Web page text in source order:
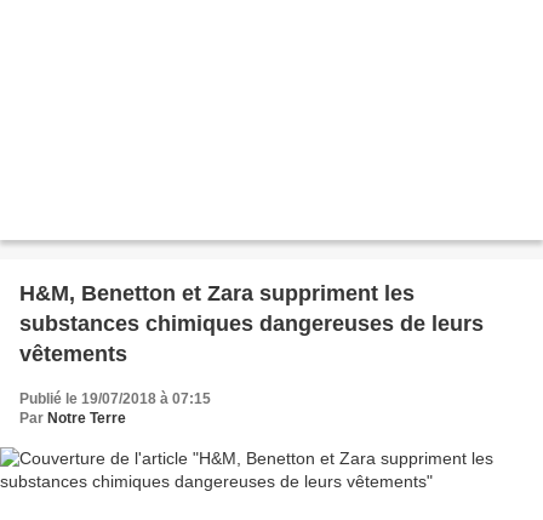
H&M, Benetton et Zara suppriment les
substances chimiques dangereuses de leurs
vêtements
Publié le 19/07/2018 à 07:15
Par Notre Terre